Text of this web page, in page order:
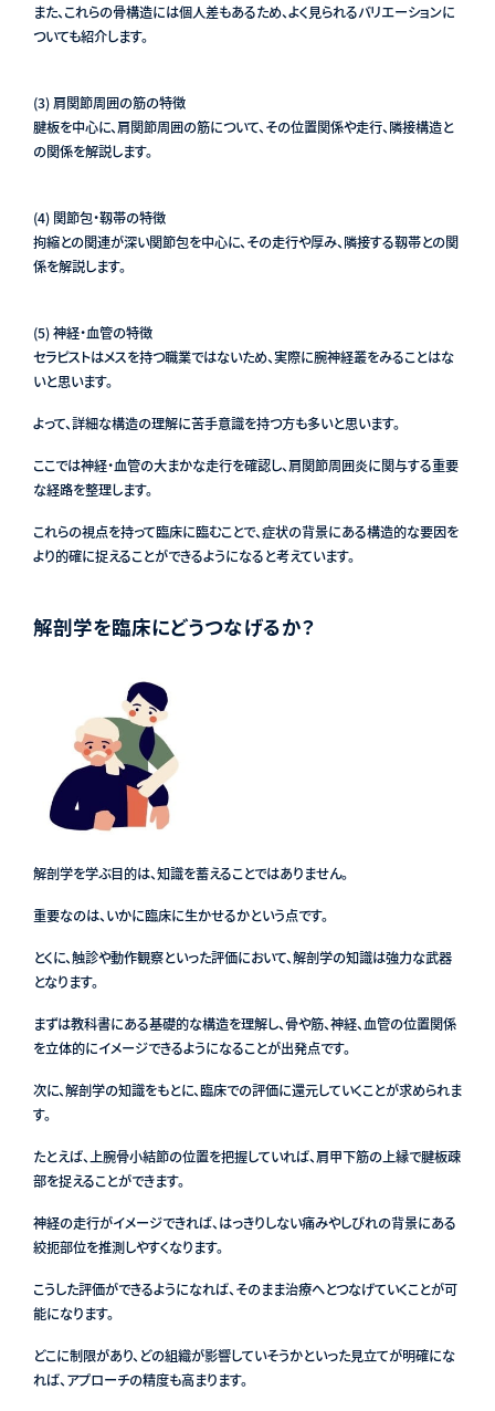
また、これらの骨構造には個人差もあるため、よく見られるバリエーションに
ついても紹介します。
(3) 肩関節周囲の筋の特徴
腱板を中心に、肩関節周囲の筋について、その位置関係や走行、隣接構造と
の関係を解説します。
(4) 関節包・靱帯の特徴
拘縮との関連が深い関節包を中心に、その走行や厚み、隣接する靱帯との関
係を解説します。
(5) 神経・血管の特徴
セラピストはメスを持つ職業ではないため、実際に腕神経叢をみることはな
いと思います。
よって、詳細な構造の理解に苦手意識を持つ方も多いと思います。
ここでは神経・血管の大まかな走行を確認し、肩関節周囲炎に関与する重要
な経路を整理します。
これらの視点を持って臨床に臨むことで、症状の背景にある構造的な要因を
より的確に捉えることができるようになると考えています。
解剖学を臨床にどうつなげるか？
解剖学を学ぶ目的は、知識を蓄えることではありません。
重要なのは、いかに臨床に生かせるかという点です。
とくに、触診や動作観察といった評価において、解剖学の知識は強力な武器
となります。
まずは教科書にある基礎的な構造を理解し、骨や筋、神経、血管の位置関係
を立体的にイメージできるようになることが出発点です。
次に、解剖学の知識をもとに、臨床での評価に還元していくことが求められま
す。
たとえば、上腕骨小結節の位置を把握していれば、肩甲下筋の上縁で腱板疎
部を捉えることができます。
神経の走行がイメージできれば、はっきりしない痛みやしびれの背景にある
絞扼部位を推測しやすくなります。
こうした評価ができるようになれば、そのまま治療へとつなげていくことが可
能になります。
どこに制限があり、どの組織が影響していそうかといった見立てが明確にな
れば、アプローチの精度も高まります。